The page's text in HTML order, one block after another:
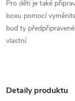
Pro děti je také
boxu pomocí
buď ty
vlastní.
Detaily produktu